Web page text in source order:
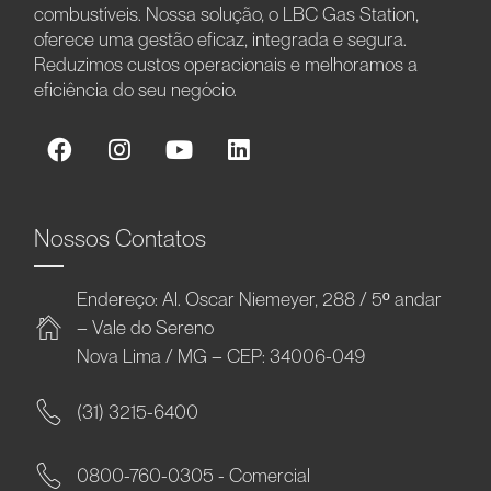
combustíveis. Nossa solução, o LBC Gas Station,
oferece uma gestão eficaz, integrada e segura.
Reduzimos custos operacionais e melhoramos a
eficiência do seu negócio.
Nossos Contatos
Endereço: Al. Oscar Niemeyer, 288 / 5º andar
– Vale do Sereno
Nova Lima / MG – CEP: 34006-049
(31) 3215-6400
0800-760-0305 - Comercial